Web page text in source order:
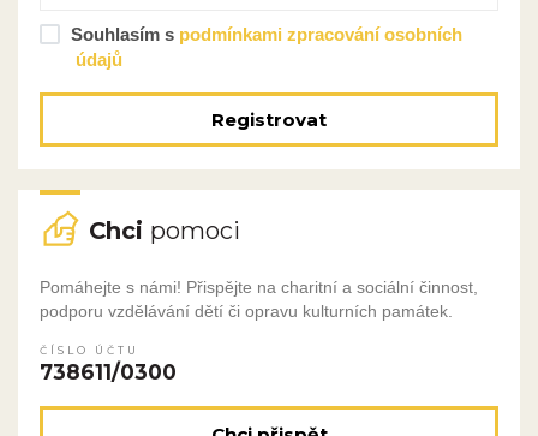
Souhlasím s podmínkami zpracování osobních
údajů
Registrovat
Chci pomoci
Pomáhejte s námi! Přispějte na charitní a sociální činnost,
podporu vzdělávání dětí či opravu kulturních památek.
ČÍSLO ÚČTU
738611/0300